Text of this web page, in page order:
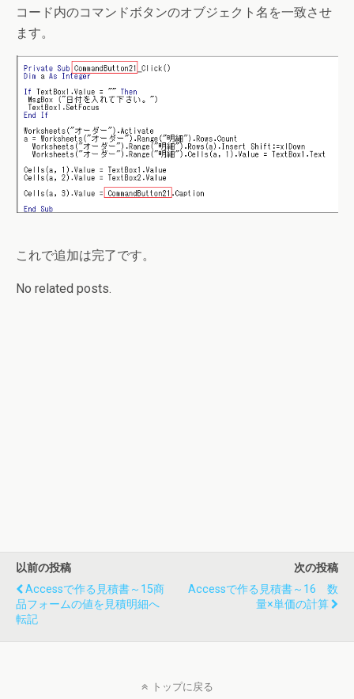
コード内のコマンドボタンのオブジェクト名を一致させ
ます。
これで追加は完了です。
No related posts.
以前の投稿
Accessで作る見積書～15商
品フォームの値を見積明細へ
転記
次の投稿
Accessで作る見積書～16 数
量×単価の計算
トップに戻る